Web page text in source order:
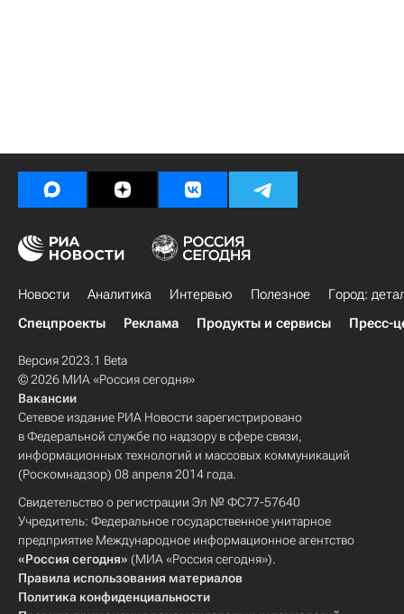
Новости Аналитика Интервью Полезное
Город:
Спецпроекты
Реклама Продукты и сервисы Пресс-
Версия 2023.1 Beta
© 2026 МИА «Россия сегодня»
Вакансии
Сетевое издание РИА Новости зарегистрировано
в Федеральной службе по надзору в сфере связи,
информационных технологий и массовых коммуникаций
(Роскомнадзор) 08 апреля 2014 года.
Свидетельство о регистрации Эл № ФС77-57640
Учредитель: Федеральное государственное унитарное
предприятие Международное информационное агентство
«Россия сегодня» (МИА «Россия сегодня»).
Правила использования материалов
Политика конфиденциальности